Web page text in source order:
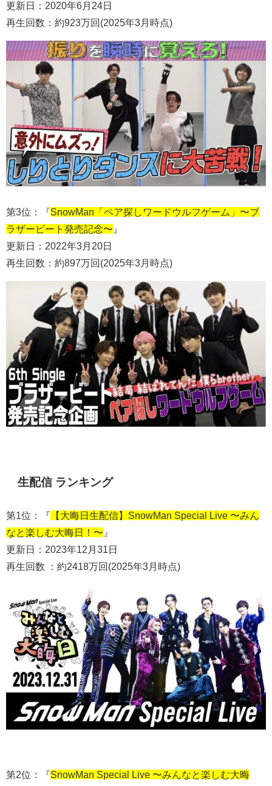
更新日：2020年6月24日
再生回数：約923万回(2025年3月時点)
第3位：『SnowMan「ペア探しワードウルフゲーム」〜ブ
ラザービート発売記念〜 』
更新日：2022年3月20日
再生回数：約897万回(2025年3月時点)
生配信 ランキング
第1位：『 【大晦日生配信】SnowMan Special Live 〜みん
なと楽しむ大晦日！〜 』
更新日：2023年12月31日
再生回数 ：約2418万回(2025年3月時点)
第2位：『SnowMan Special Live 〜みんなと楽しむ大晦